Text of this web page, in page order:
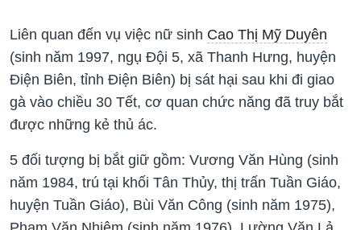
Liên quan đến vụ việc nữ sinh Cao Thị Mỹ Duyên
(sinh năm 1997, ngụ Đội 5, xã Thanh Hưng, huyện
Điện Biên, tỉnh Điện Biên) bị sát hại sau khi đi giao
gà vào chiều 30 Tết, cơ quan chức năng đã truy bắt
được những kẻ thủ ác.
5 đối tượng bị bắt giữ gồm: Vương Văn Hùng (sinh
năm 1984, trú tại khối Tân Thủy, thị trấn Tuần Giáo,
huyện Tuần Giáo), Bùi Văn Công (sinh năm 1975),